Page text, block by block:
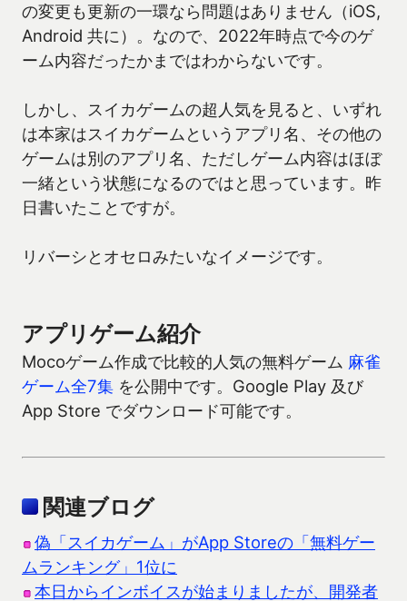
の変更も更新の一環なら問題はありません（iOS,
Android 共に）。なので、2022年時点で今のゲ
ーム内容だったかまではわからないです。
しかし、スイカゲームの超人気を見ると、いずれ
は本家はスイカゲームというアプリ名、その他の
ゲームは別のアプリ名、ただしゲーム内容はほぼ
一緒という状態になるのではと思っています。昨
日書いたことですが。
リバーシとオセロみたいなイメージです。
アプリゲーム紹介
Mocoゲーム作成で比較的人気の無料ゲーム 麻雀
ゲーム全7集 を公開中です。Google Play 及び
App Store でダウンロード可能です。
関連ブログ
偽「スイカゲーム」がApp Storeの「無料ゲー
ムランキング」1位に
本日からインボイスが始まりましたが、開発者